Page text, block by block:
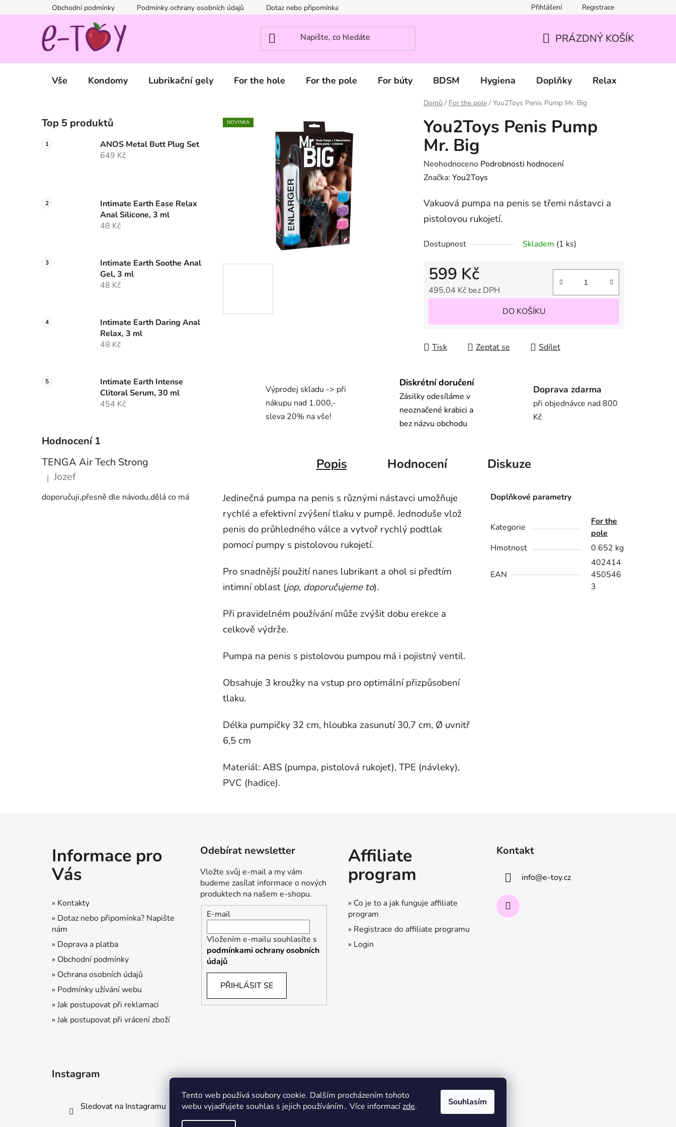
Tento web používá soubory cookie. Dalším procházením tohoto
webu vyjadřujete souhlas s jejich používáním.. Více informacízde. Souhlasím
na
Obchodní podmínky Podmínky ochrany osobních údajů Dotaz nebo připomínka? Napište nám. Přihlášení Registrace
KOŠÍK
PRÁZDNÝ KOŠÍK
Vše Kondomy Lubrikační gely For the hole For the pole For búty BDSM Hygiena Doplňky Relax
Domů / For the pole / You2Toys Penis Pump Mr. Big
o
s
t
n
n
e
Top 5 produktů
ANOS Metal Butt Plug Set
649 Kč
Intimate Earth Ease Relax
Anal Silicone, 3 ml
48 Kč
Intimate Earth Soothe Anal
Gel, 3 ml
48 Kč
Intimate Earth Daring Anal
Relax, 3 ml
48 Kč
Intimate Earth Intense
Clitoral Serum, 30 ml
454 Kč
Hodnocení 1
TENGA Air Tech Strong
Hodnocení produktu je 5 z 5 hvězdiček.
| Jozef
doporučuji,přesně dle návodu,dělá co má
You2Toys Penis Pump
Mr. Big
Průměrné
hodnocení
je
0,0
5
Neohodnoceno Podrobnosti hodnocení
Značka: You2Toys
Vakuová pumpa na penis se třemi nástavci a
pistolovou rukojetí.
Dostupnost Skladem (1 ks)
599 Kč
495,04 Kč bez DPH
DO KOŠÍKU
Tisk Zeptat se Sdílet
NOVINKA
Výprodej skladu -> při
nákupu nad 1.000,-
sleva 20% na vše!
Diskrétní doručení
Zásilky odesíláme v
neoznačené krabici a
bez názvu obchodu
Doprava zdarma
při objednávce nad 800
Kč
Popis Hodnocení Diskuze
Jedinečná pumpa na penis s různými nástavci umožňuje
rychlé a efektivní zvýšení tlaku v pumpě. Jednoduše vlož
penis do průhledného válce a vytvoř rychlý podtlak
pomocí pumpy s pistolovou rukojetí.
Pro snadnější použití nanes lubrikant a ohol si předtím
intimní oblast (jop, doporučujeme to).
Při pravidelném používání může zvýšit dobu erekce a
celkově výdrže.
Pumpa na penis s pistolovou pumpou má i pojistný ventil.
Obsahuje 3 kroužky na vstup pro optimální přizpůsobení
tlaku.
Délka pumpičky 32 cm, hloubka zasunutí 30,7 cm, Ø uvnitř
6,5 cm
Materiál: ABS (pumpa, pistolová rukojeť), TPE (návleky),
PVC (hadice).
Doplňkové parametry
Kategorie
For the
pole
Hmotnost
0.652 kg
EAN
402414
450546
3
Informace pro
Vás
» Kontakty
» Dotaz nebo připomínka? Napište
nám
» Doprava a platba
» Obchodní podmínky
» Ochrana osobních údajů
» Podmínky užívání webu
» Jak postupovat při reklamaci
» Jak postupovat při vrácení zboží
Odebírat newsletter
Vložte svůj e-mail a my vám
budeme zasílat informace o nových
produktech na našem e-shopu.
E-mail
Vložením e-mailu souhlasíte s
podmínkami ochrany osobních
údajů
PŘIHLÁSIT SE
Affiliate
program
» Co je to a jak funguje affiliate
program
» Registrace do affiliate programu
» Login
Kontakt
info@e-toy.cz
Instagram
Sledovat na Instagramu